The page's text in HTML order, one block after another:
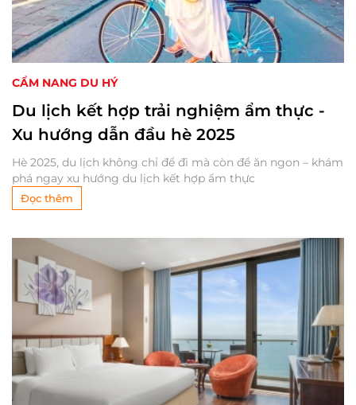
CẨM NANG DU HÝ
Du lịch kết hợp trải nghiệm ẩm thực -
Xu hướng dẫn đầu hè 2025
Hè 2025, du lịch không chỉ để đi mà còn để ăn ngon – khám
phá ngay xu hướng du lịch kết hợp ẩm thực
Đọc thêm